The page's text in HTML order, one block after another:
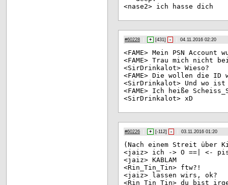
<nase2> ich hasse dich
#60228 + [431] - 04.11.2016 02:20
<FAME> Mein PSN Account
<FAME> Trau mich nicht
<Si rDrinkalot> Wieso?
<FAME> Die wollen die ID
<Si rDrinkalot> Und wo ist
<FAME> Ich heiße
<Si rDrinkalot> xD
#60226 + [-112] - 03.11.2016 01:20
(Nach einem Streit über
<jaiz> ich -> O ==| <-
<jaiz> KABLAM
<Rin_Tin_Tin> ftw?!
<jaiz> lassen wirs, ok?
<Rin_Tin_Tin> du bist